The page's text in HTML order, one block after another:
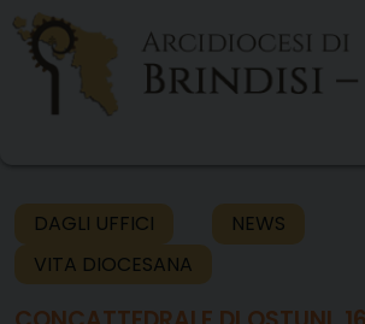
Skip
content
DAGLI UFFICI
NEWS
VITA DIOCESANA